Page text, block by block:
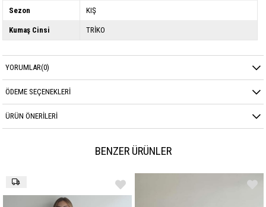
Sezon KIŞ
Kumaş Cinsi TRİKO
YORUMLAR(0)
ÖDEME SEÇENEKLERI
ÜRÜN ÖNERILERI
BENZER ÜRÜNLER